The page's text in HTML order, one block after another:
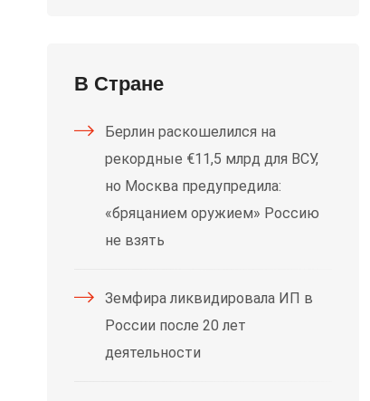
В Стране
Берлин раскошелился на
рекордные €11,5 млрд для ВСУ,
но Москва предупредила:
«бряцанием оружием» Россию
не взять
Земфира ликвидировала ИП в
России после 20 лет
деятельности